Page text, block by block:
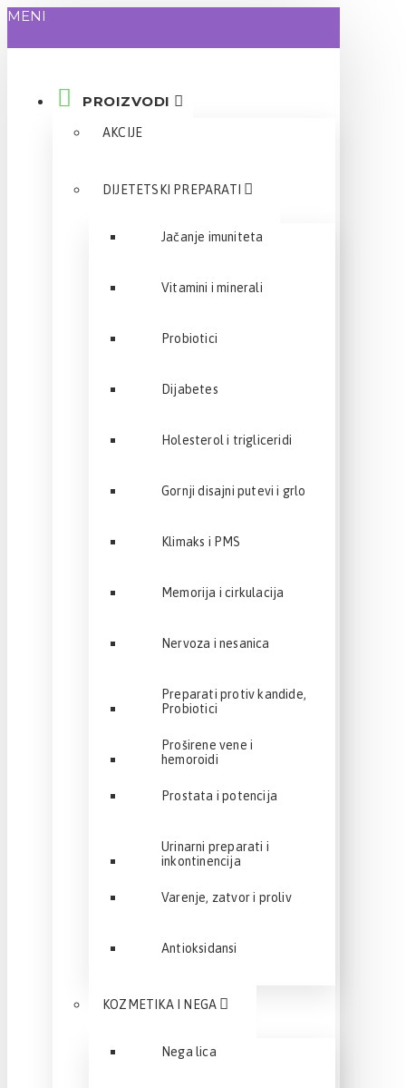
MENI
PROIZVODI
AKCIJE
DIJETETSKI PREPARATI
Jačanje imuniteta
Vitamini i minerali
Probiotici
Dijabetes
Holesterol i trigliceridi
Gornji disajni putevi i grlo
Klimaks i PMS
Memorija i cirkulacija
Nervoza i nesanica
Preparati protiv kandide,
Probiotici
Proširene vene i
hemoroidi
Prostata i potencija
Urinarni preparati i
inkontinencija
Varenje, zatvor i proliv
Antioksidansi
KOZMETIKA I NEGA
Nega lica